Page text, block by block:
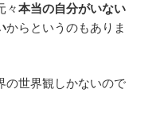
々本当の自分がいない
からというのもありま
の世界観しかないので